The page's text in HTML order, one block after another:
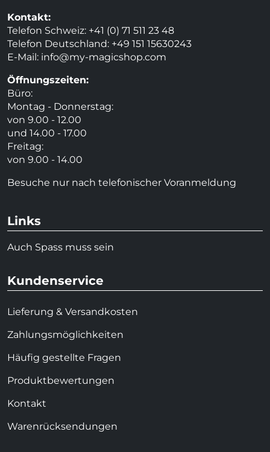
Kontakt:
Telefon Schweiz: +41 (0) 71 511 23 48
Telefon Deutschland: +49 151 15630243
E-Mail: info@my-magicshop.com
Öffnungszeiten:
Büro:
Montag - Donnerstag:
von 9.00 - 12.00
und 14.00 - 17.00
Freitag:
von 9.00 - 14.00
Besuche nur nach telefonischer Voranmeldung
Links
Auch Spass muss sein
Kundenservice
Lieferung & Versandkosten
Zahlungsmöglichkeiten
Häufig gestellte Fragen
Produktbewertungen
Kontakt
Warenrücksendungen